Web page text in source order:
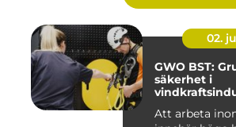
02.
GWO BST:
säkerhet i
Att arbeta